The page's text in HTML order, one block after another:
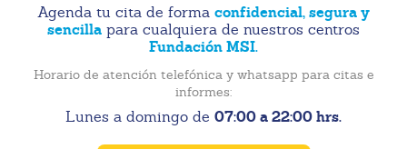
Agenda tu cita de forma confidencial, segura y
sencilla para cualquiera de nuestros centros
Fundación MSI.
Horario de atención telefónica y whatsapp para citas e
informes:
Lunes a domingo de 07:00 a 22:00 hrs.